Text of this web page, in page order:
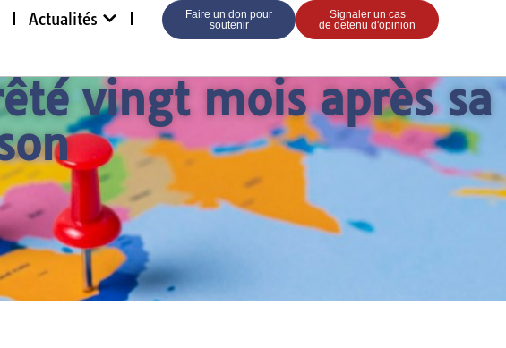
Actualités
Faire un don pour
soutenir
Signaler un cas
de detenu d'opinion
vingt mois après sa